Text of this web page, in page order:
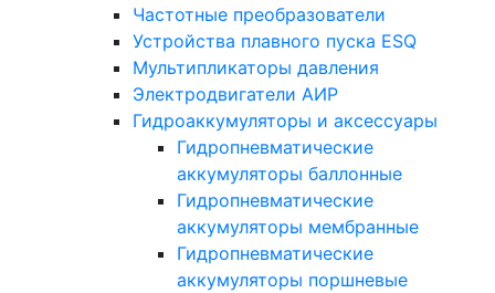
Частотные преобразователи
Устройства плавного пуска ESQ
Мультипликаторы давления
Электродвигатели АИР
Гидроаккумуляторы и аксессуары
Гидропневматические
аккумуляторы баллонные
Гидропневматические
аккумуляторы мембранные
Гидропневматические
аккумуляторы поршневые